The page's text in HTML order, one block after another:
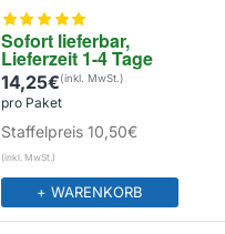
EIGENMARKE
Sofort lieferbar,
Lieferzeit 1-4 Tage
14,25€
pro Paket
Staffelpreis10,50€
+ WARENKORB